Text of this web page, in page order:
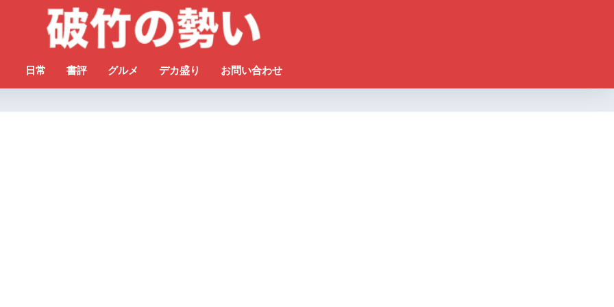
日常 書評 グルメ デカ盛り お問い合わせ